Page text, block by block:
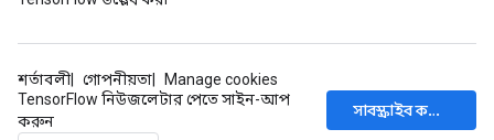
শর্তাবলী গোপনীয়তা
Manage cookies
TensorFlow নিউজলেটার পেতে সাইন-আপ
করুন
সাবস্ক্রাইব করুন